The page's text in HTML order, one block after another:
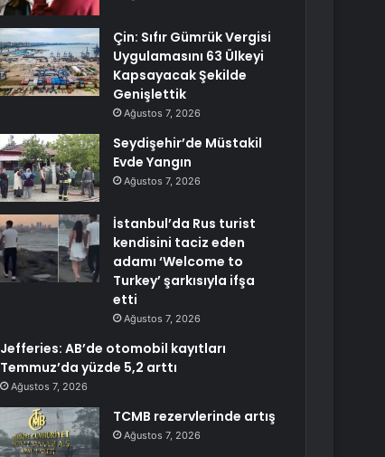
Çin: Sıfır Gümrük Vergisi
Uygulamasını 63 Ülkeyi
Kapsayacak Şekilde
Genişlettik
Ağustos 7, 2026
Seydişehir’de Müstakil
Evde Yangın
Ağustos 7, 2026
İstanbul’da Rus turist
kendisini taciz eden
adamı ‘Welcome to
Turkey’ şarkısıyla ifşa
etti
Ağustos 7, 2026
Jefferies: AB’de otomobil kayıtları
Temmuz’da yüzde 5,2 arttı
Ağustos 7, 2026
TCMB rezervlerinde artış
Ağustos 7, 2026